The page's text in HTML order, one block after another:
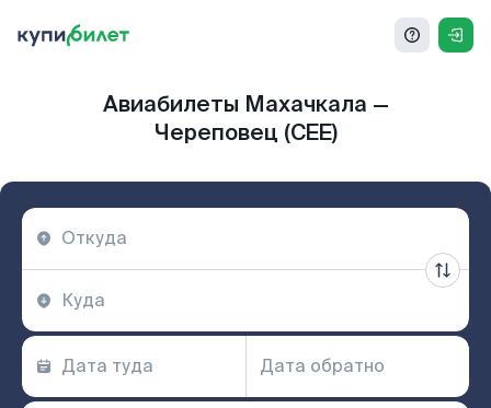
Авиабилеты Махачкала —
Череповец (CEE)